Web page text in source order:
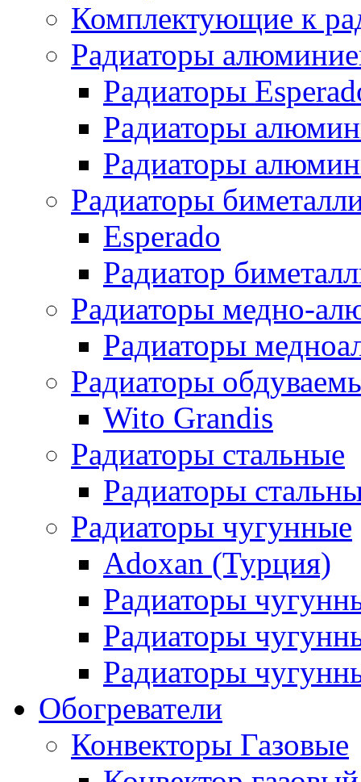
Комплектующие к
Радиаторы
Радиаторы
Радиаторы
Радиаторы
Радиаторы
Esperado
Радиатор
Радиаторы медно-
Радиаторы
Радиаторы
Wito Grandis
Радиаторы стальные
Радиаторы
Радиаторы чугунные
Adoxan (Турция)
Радиаторы
Радиаторы
Радиаторы
Обогреватели
Конвекторы Газовые